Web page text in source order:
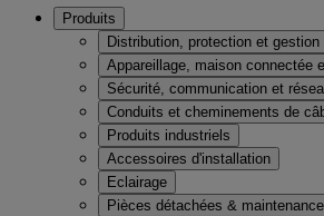
Produits
Distribution, protection et gestion
Appareillage, maison connectée
Sécurité, communication et
Conduits et cheminements de
Produits industriels
Accessoires d'installation
Eclairage
Pièces détachées & maintenance